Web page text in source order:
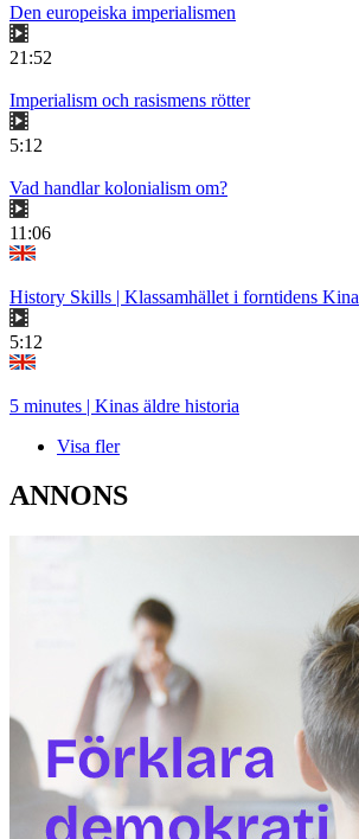
Den europeiska imperialismen
21:52
Imperialism och rasismens rötter
5:12
Vad handlar kolonialism om?
11:06
History Skills | Klassamhället i forntidens Kina
5:12
5 minutes | Kinas äldre historia
Visa fler
ANNONS